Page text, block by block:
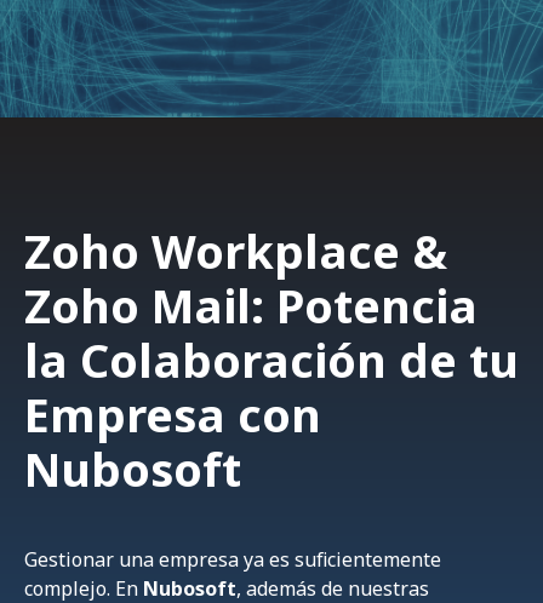
Zoho Workplace &
Zoho Mail: Potencia
la Colaboración de tu
Empresa con
Nubosoft
Gestionar una empresa ya es suficientemente
complejo. En Nubosoft, además de nuestras